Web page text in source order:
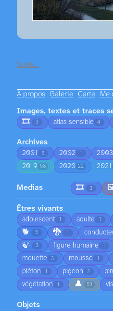
Suite…
À propos Galerie Carte Me
Images, textes et traces
🎞️
3 atlas sensible 4
Archives
2001 5 2002 1 2003
2019 58 2020 22 2021
Medias 🎞️ 3
Êtres vivants
adolescent 1 adulte 1
🐕 5 🐉 1
🍃 3 figure humaine 1
mouette 3 mousse 1
piéton 1 pigeon 2
végétation 1 👤 53
Objets